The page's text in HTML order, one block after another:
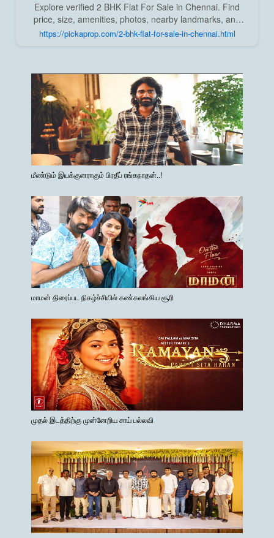
Explore verified 2 BHK Flat For Sale in Chennai. Find
price, size, amenities, photos, nearby landmarks, and
details from trusted builders, agents, and owners on Pick
A Prop;
https://pickaprop.com/2-bhk-flat-for-sale-in-chennai.html
மீண்டும் இயக்குனராகும் பிரதீப் ரங்கநாதன்..!
மாமன் திரைப்பட நிகழ்ச்சியில் கண்கலங்கிய சூரி
முதல் இடத்திற்கு முன்னேறிய சாய் பல்லவி